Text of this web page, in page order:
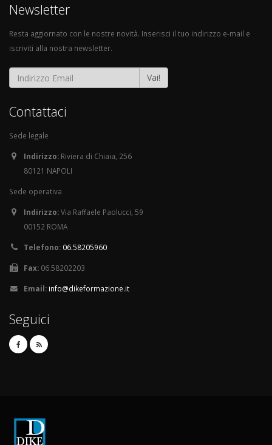
Newsletter
Resta aggiornato con le nostre novità. Inserisci il tuo indirizzo e-mail e
iscriviti alla nostra newsletter.
Vai!
Contattaci
Sede legale
Indirizzo: Riviera di Chiaia, 256
80121 NAPOLI
Sede operativa
Indirizzo:Via Raffaele Paolucci, 59
00152 ROMA
Telefono: 06.58205960
Fax: 06.58202203
Email: info@dikeformazione.it
Seguici